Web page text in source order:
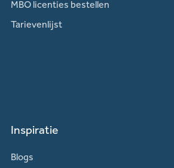
MBO licenties bestellen
Tarievenlijst
Inspiratie
Blogs